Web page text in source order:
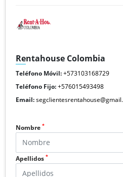
Rentahouse Colombia
Teléfono Móvil:+573103168729
Teléfono Fijo:+576015493498
Email:
Nombre *
Apellidos *